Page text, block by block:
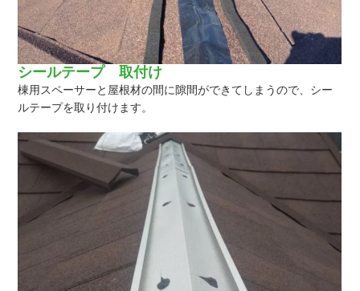
シールテープ 取付け
棟用スペーサーと屋根材の間に隙間ができてしまうので、シー
ルテープを取り付けます。